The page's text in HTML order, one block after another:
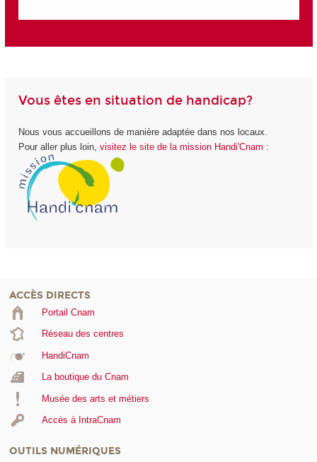
Vous êtes en situation de handicap?
Nous vous accueillons de manière adaptée dans nos locaux.
Pour aller plus loin, visitez le site de la mission Handi'Cnam :
ACCÈS DIRECTS
Portail Cnam
Réseau des centres
HandiCnam
La boutique du Cnam
Musée des arts et métiers
Accès à IntraCnam
OUTILS NUMÉRIQUES